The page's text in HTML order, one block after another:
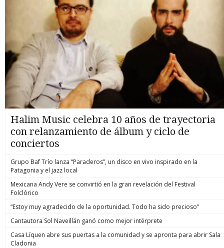
Halim Music celebra 10 años de trayectoria
con relanzamiento de álbum y ciclo de
conciertos
Grupo Baf Trío lanza “Paraderos”, un disco en vivo inspirado en la
Patagonia y el jazz local
Mexicana Andy Vere se convirtió en la gran revelación del Festival
Folclórico
“Estoy muy agradecido de la oportunidad. Todo ha sido precioso”
Cantautora Sol Naveillán ganó como mejor intérprete
Casa Líquen abre sus puertas a la comunidad y se apronta para abrir Sala
Cladonia